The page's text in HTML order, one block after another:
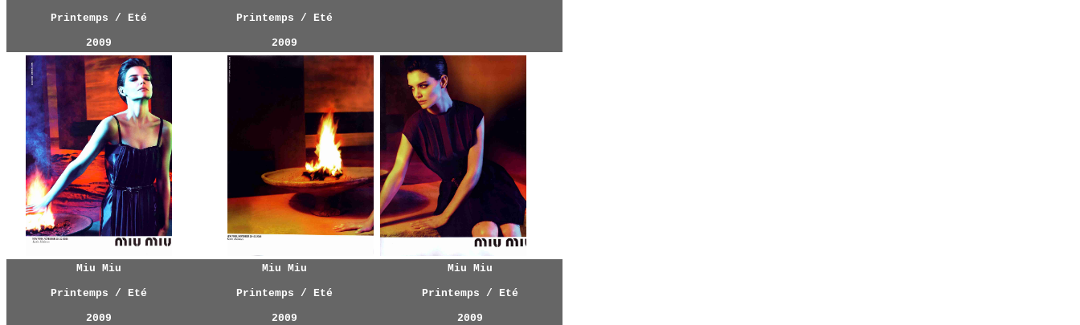
Printemps / Eté
2009
Printemps / Eté
2009
Miu Miu
Printemps / Eté
2009
Miu Miu
Printemps / Eté
2009
Miu Miu
Printemps / Eté
2009